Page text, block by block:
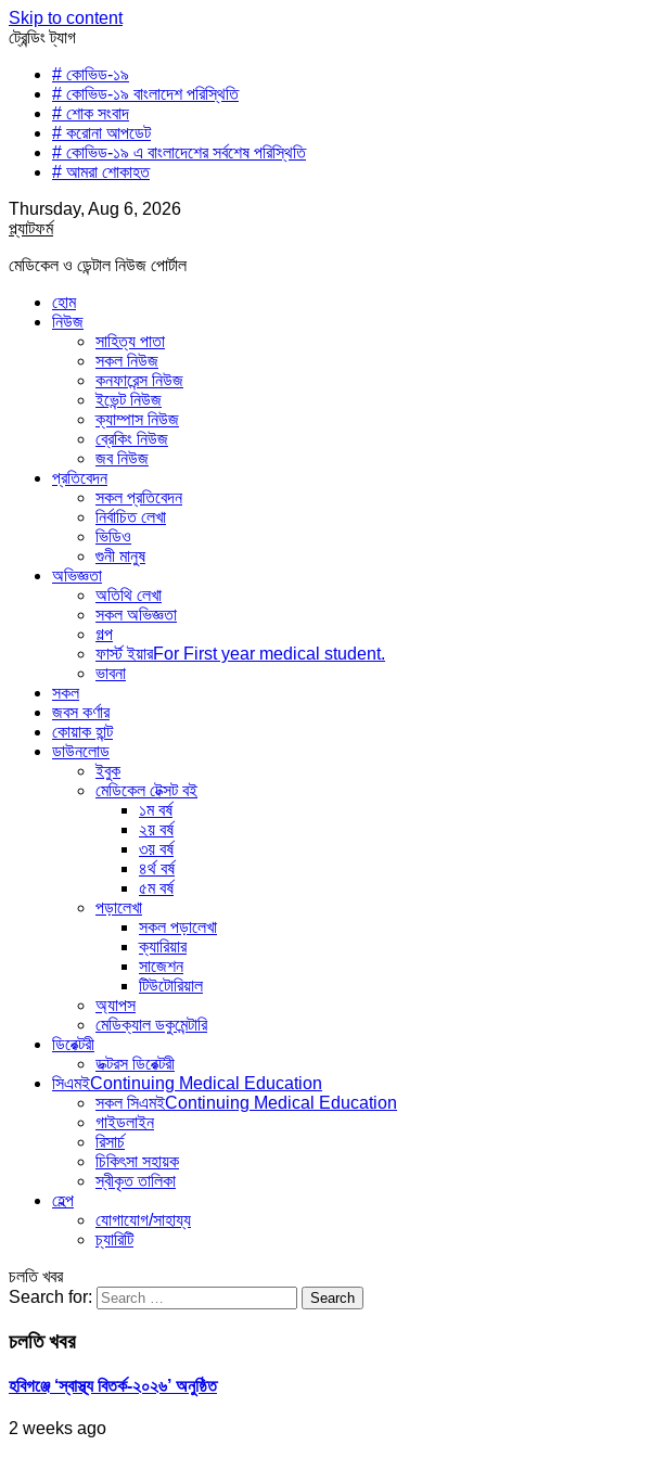
Skip to content
ট্রেন্ডিং ট্যাগ
# কোভিড-১৯
# কোভিড-১৯ বাংলাদেশ পরিস্থিতি
# শোক সংবাদ
# করোনা আপডেট
# কোভিড-১৯ এ বাংলাদেশের সর্বশেষ পরিস্থিতি
# আমরা শোকাহত
Thursday, Aug 6, 2026
প্ল্যাটফর্ম
মেডিকেল ও ডেন্টাল নিউজ পোর্টাল
হোম
নিউজ
সাহিত্য পাতা
সকল নিউজ
কনফারেন্স নিউজ
ইভেন্ট নিউজ
ক্যাম্পাস নিউজ
ব্রেকিং নিউজ
জব নিউজ
প্রতিবেদন
সকল প্রতিবেদন
নির্বাচিত লেখা
ভিডিও
গুনী মানুষ
অভিজ্ঞতা
অতিথি লেখা
সকল অভিজ্ঞতা
গল্প
ফার্স্ট ইয়ারFor First year medical student.
ভাবনা
সকল
জবস কর্ণার
কোয়াক হান্ট
ডাউনলোড
ইবুক
মেডিকেল টেক্সট বই
১ম বর্ষ
২য় বর্ষ
৩য় বর্ষ
৪র্থ বর্ষ
৫ম বর্ষ
পড়ালেখা
সকল পড়ালেখা
ক্যারিয়ার
সাজেশন
টিউটোরিয়াল
অ্যাপস
মেডিক্যাল ডকুমেন্টারি
ডিরেক্টরী
ডক্টরস ডিরেক্টরী
সিএমইContinuing Medical Education
সকল সিএমইContinuing Medical Education
গাইডলাইন
রিসার্চ
চিকিৎসা সহায়ক
স্বীকৃত তালিকা
হেল্প
যোগাযোগ/সাহায্য
চ্যারিটি
চলতি খবর
Search for:
চলতি খবর
হবিগঞ্জে ‘স্বাস্থ্য বিতর্ক-২০২৬’ অনুষ্ঠিত
2 weeks ago